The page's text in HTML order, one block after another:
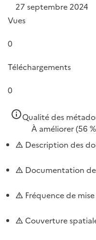
27 septembre 2024
Vues
0
Téléchargements
0
Qualité des
À améliorer(56
Description des
Documentation
Fréquence de
Couverture